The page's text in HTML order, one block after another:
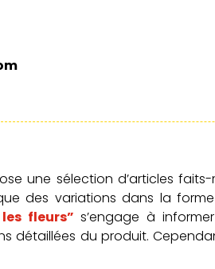
une sélection d’articles
des variations dans la
fleurs” s’engage à
détaillées du produit.